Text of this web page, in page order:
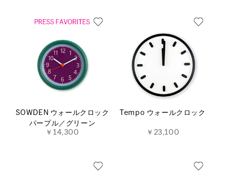
SOWDEN ウォールクロック
パープル／グリーン
￥14,300
Tempo ウォールクロック
￥23,100